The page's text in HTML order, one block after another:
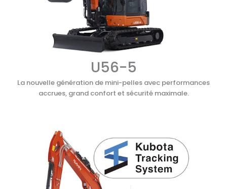
U56-5
La nouvelle génération de mini-pelles avec performances
accrues, grand confort et sécurité maximale.